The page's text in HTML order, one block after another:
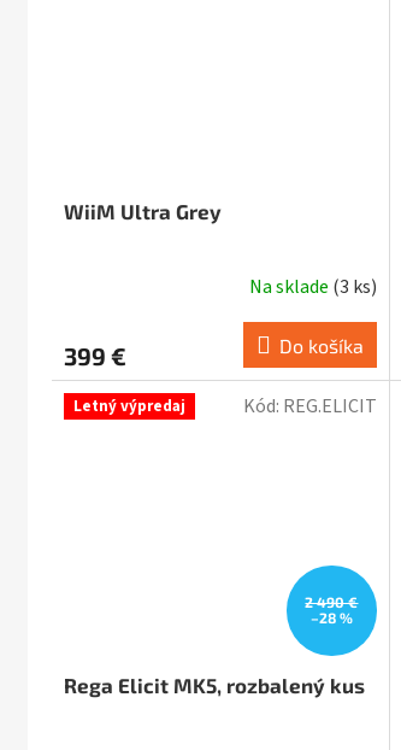
WiiM Ultra Grey
produktu
je
5,0
z
Na sklade (3 ks)
399 € Do košíka
Letný výpredaj
2 490 €
–28 %
Rega Elicit MK5, rozbalený kus
Kód: REG.ELICIT